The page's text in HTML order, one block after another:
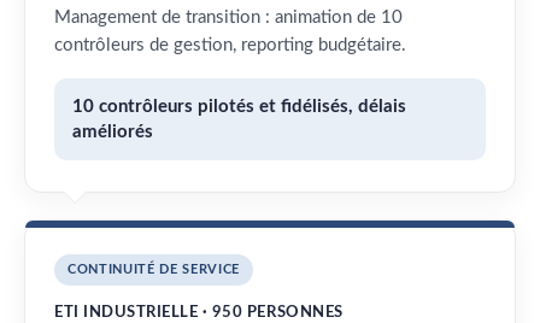
Management de transition : animation de 10
contrôleurs de gestion, reporting budgétaire.
10 contrôleurs pilotés et fidélisés, délais
améliorés
CONTINUITÉ DE SERVICE
ETI INDUSTRIELLE · 950 PERSONNES